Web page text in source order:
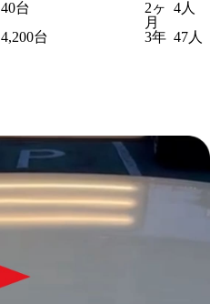
40台
2ヶ
月
4人
4,200台 3年 47人